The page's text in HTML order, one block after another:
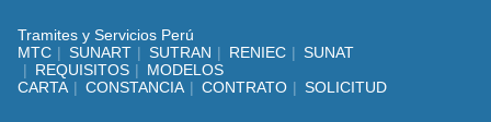
Tramites y Servicios Perú
MTC
SUNART SUTRAN RENIEC
SUNAT
REQUISITOS
MODELOS
CARTA
CONSTANCIA CONTRATO SOLICITUD